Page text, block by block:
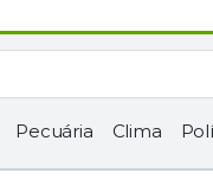
Pecuária Clima